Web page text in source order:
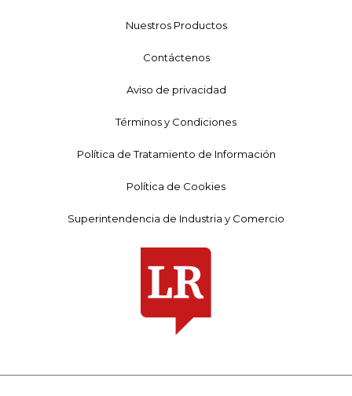
Nuestros Productos
Contáctenos
Aviso de privacidad
Términos y Condiciones
Política de Tratamiento de Información
Política de Cookies
Superintendencia de Industria y Comercio